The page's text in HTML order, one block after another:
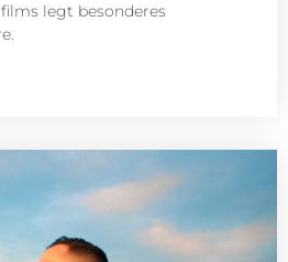
legt besonderes